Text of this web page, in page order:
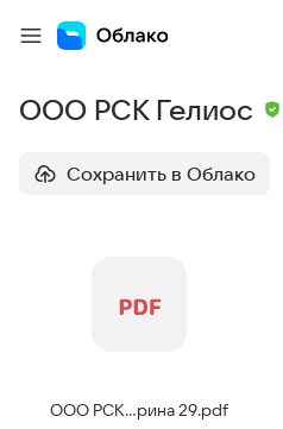
ООО РСК Гелиос
Сохранить в Облако
ООО РСК...рина 29.pdf